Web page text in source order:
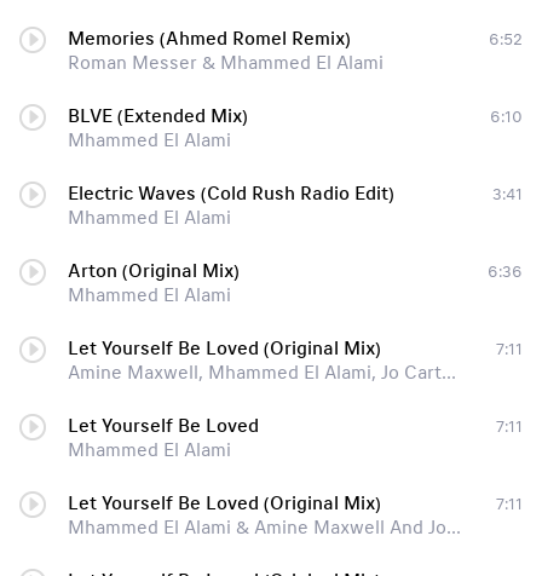
Memories (Ahmed Romel Remix)
Roman Messer & Mhammed El Alami
6:52
BLVE (Extended Mix)
Mhammed El Alami
6:10
Electric Waves (Cold Rush Radio Edit)
Mhammed El Alami
3:41
Arton (Original Mix)
Mhammed El Alami
6:36
Let Yourself Be Loved (Original Mix)
Amine Maxwell, Mhammed El Alami, Jo Cartwright
7:11
Let Yourself Be Loved
Mhammed El Alami
7:11
Let Yourself Be Loved (Original Mix)
Mhammed El Alami & Amine Maxwell And Jo Cartwright
7:11